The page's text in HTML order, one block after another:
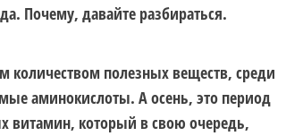
Почему, давайте разбираться.
количеством полезных веществ, среди
аминокислоты. А осень, это период
витамин, который в свою очередь,